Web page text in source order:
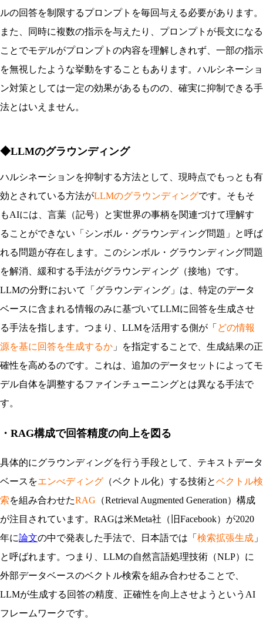
ルの回答を制限するプロンプトを毎回与える必要があります。
また、同時に複数の指示を与えたり、プロンプトが長文になる
ことでモデルがプロンプトの内容を理解しきれず、一部の指示
を無視したような挙動をすることもあります。ハルシネーショ
ン対策としては一定の効果があるものの、確実に抑制できる手
法とはいえません。
◆LLMのグラウンディング
ハルシネーションを抑制する方法として、現時点でもっとも有
効とされている方法がLLMのグラウンディングです。そもそ
もAIには、言葉（記号）と実世界の事柄を関連づけて理解す
ることができない「シンボル・グラウンディング問題」と呼ば
れる問題が存在します。このシンボル・グラウンディング問題
を解消、緩和する手法がグラウンディング（接地）です。
LLMの分野において「グラウンディング」は、特定のデータ
ベースに含まれる情報のみに基づいてLLMに回答を生成させ
る手法を指します。つまり、LLMを活用する側が「 どの情報
源を基に回答を生成するか 」を指定することで、生成結果の正
確性を高めるのです。これは、追加のデータセットによってモ
デル自体を調整するファインチューニングとは異なる手法で
す。
・RAG構成で回答精度の向上を図る
具体的にグラウンディングを行う手段として、テキストデータ
ベースをエンべディング （ベクトル化）する技術とベクトル検
索を組み合わせたRAG （Retrieval Augmented Generation）構成
が注目されています。RAGは米Meta社（旧Facebook）が2020
年に論文の中で発表した手法で、日本語では「 検索拡張生成 」
と呼ばれます。つまり、LLMの自然言語処理技術（NLP）に
外部データベースのベクトル検索を組み合わせることで、
LLMが生成する回答の精度、正確性を向上させようというAI
フレームワークです。